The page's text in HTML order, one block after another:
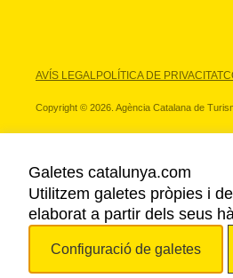
AVÍS LEGALPOLÍTICA DE PRIVACITAT
Copyright © 2026. Agència Catalana de
ELS NOSTRES PARTNERS
Galetes catalunya.com
Utilitzem galetes pròpies i
elaborat a partir dels seus
Configuració de galetes